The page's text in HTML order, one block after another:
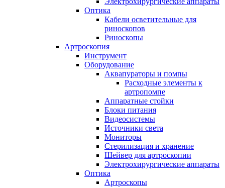
Оптика
Кабели осветительные для
риноскопов
Риноскопы
Артроскопия
Инструмент
Оборудование
Аквапураторы и помпы
Расходные элементы к
артропомпе
Аппаратные стойки
Блоки питания
Видеосистемы
Источники света
Мониторы
Стерилизация и хранение
Шейвер для артроскопии
Электрохирургические аппараты
Оптика
Артроскопы